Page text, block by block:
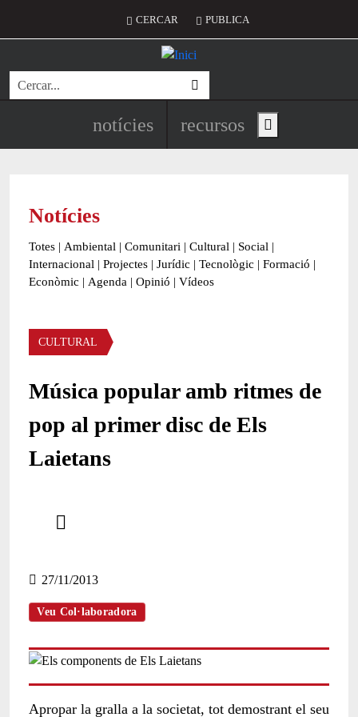
Menú del compte d'usuari
CERCAR PUBLICA
Cerca
Navegació principal de
notícies recursos Show main menu
Notícies
Totes | Ambiental | Comunitari | Cultural | Social |
Internacional | Projectes | Jurídic | Tecnològic | Formació |
Econòmic | Agenda | Opinió | Vídeos
Àmbit de la notícia
CULTURAL
Música popular amb ritmes de
pop al primer disc de Els
Laietans
27/11/2013
Veu Col·laboradora
Apropar la gralla a la societat, tot demostrant el seu